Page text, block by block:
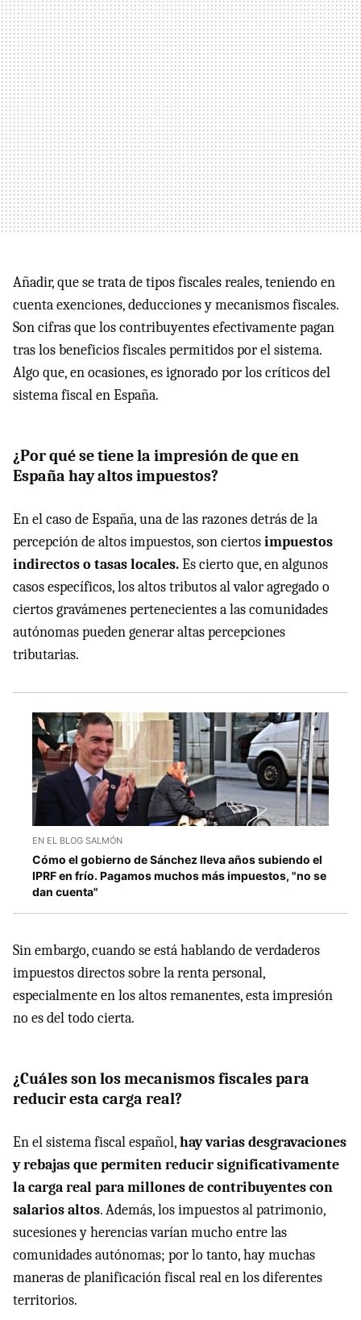
Añadir, que se trata de tipos fiscales reales, teniendo en
cuenta exenciones, deducciones y mecanismos fiscales.
Son cifras que los contribuyentes efectivamente pagan
tras los beneficios fiscales permitidos por el sistema.
Algo que, en ocasiones, es ignorado por los críticos del
sistema fiscal en España.
¿Por qué se tiene la impresión de que en
España hay altos impuestos?
En el caso de España, una de las razones detrás de la
percepción de altos impuestos, son ciertosimpuestos
indirectos o tasas locales.Es cierto que, en algunos
casos específicos, los altos tributos al valor agregado o
ciertos gravámenes pertenecientes a las comunidades
autónomas pueden generar altas percepciones
tributarias.
EN EL BLOG SALMÓN
Cómo el gobierno de Sánchez lleva años subiendo el
IPRF en frío. Pagamos muchos más impuestos, "no se
dan cuenta"
Sin embargo, cuando se está hablando de verdaderos
impuestos directos sobre la renta personal,
especialmente en los altos remanentes, esta impresión
no es del todo cierta.
¿Cuáles son los mecanismos fiscales para
reducir esta carga real?
En el sistema fiscal español,hay varias desgravaciones
y rebajas que permiten reducir significativamente
la carga real para millones de contribuyentes con
salarios altos. Además, los impuestos al patrimonio,
sucesiones y herencias varían mucho entre las
comunidades autónomas; por lo tanto, hay muchas
maneras de planificación fiscal real en los diferentes
territorios.